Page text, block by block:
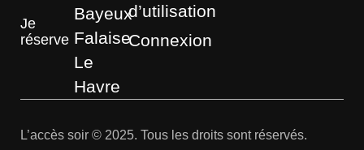
Je
réserve
Bayeux
Falaise
Le
Havre
d’utilisation
Connexion
L’accès soir © 2025. Tous les droits sont réservés.